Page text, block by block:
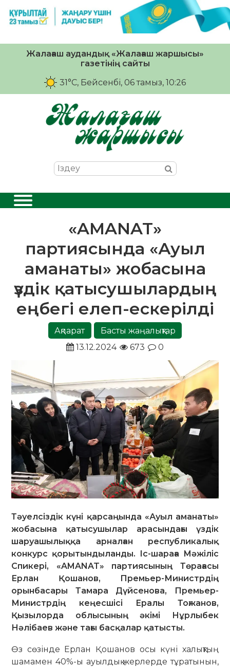
Жалағаш аудандық «Жалағаш жаршысы»
газетінің сайты
31°C, Бейсенбі, 06 тамыз, 10:26
«AMANAT»
партиясында «Ауыл
аманаты» жобасына
үздік қатысушылардың
еңбегі елеп-ескерілді
Ақпарат
Басты жаңалықтар
13.12.2024
673 0
Тәуелсіздік күні қарсаңында «Ауыл аманаты»
жобасына қатысушылар арасындағы үздік
шаруашылыққа арналған республикалық
конкурс қорытындыланды. Іс-шараға Мәжіліс
Спикері, «AMANAT» партиясының Төрағасы
Ерлан Қошанов, Премьер-Министрдің
орынбасары Тамара Дүйсенова, Премьер-
Министрдің кеңесшісі Ералы Тоғжанов,
Қызылорда облысының әкімі Нұрлыбек
Нәлібаев және тағы басқалар қатысты.
Өз сөзінде Ерлан Қошанов осы күні халықтың
шамамен 40%-ы ауылдық жерлерде тұратынын,